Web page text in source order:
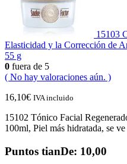
15103
Elasticidad y la Corrección de
55 g
0 fuera de 5
( No hay valoraciones aún. )
16,10€ IVA incluido
15102 Tónico Facial
100ml, Piel más hidratada, se
Puntos tianDe: 10,00